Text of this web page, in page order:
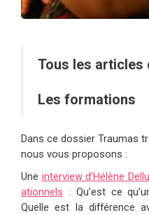
Tous les articles
Les formations
Dans ce dossier Traumas
nous vous proposons :
Une interview d’Hélène
ationnels : Qu’est ce
Quelle est la différence